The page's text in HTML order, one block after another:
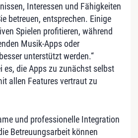
Interessen und Fähigkeiten
betreuen, entsprechen. Einige
Spielen profitieren, während
Musik-Apps oder
unterstützt werden.“
es, die Apps zu zunächst selbst
allen Features vertraut zu
und professionelle Integration
Betreuungsarbeit können